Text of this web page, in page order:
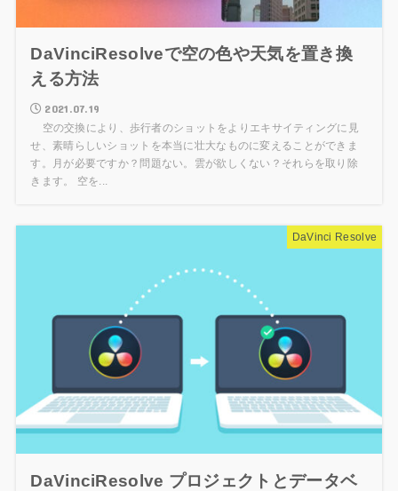
DaVinciResolveで空の色や天気を置き換
える方法
2021.07.19
空の交換により、歩行者のショットをよりエキサイティングに見
せ、素晴らしいショットを本当に壮大なものに変えることができま
す。月が必要ですか？問題ない。雲が欲しくない？それらを取り除
きます。 空を...
DaVinci Resolve
DaVinciResolve プロジェクトとデータベ